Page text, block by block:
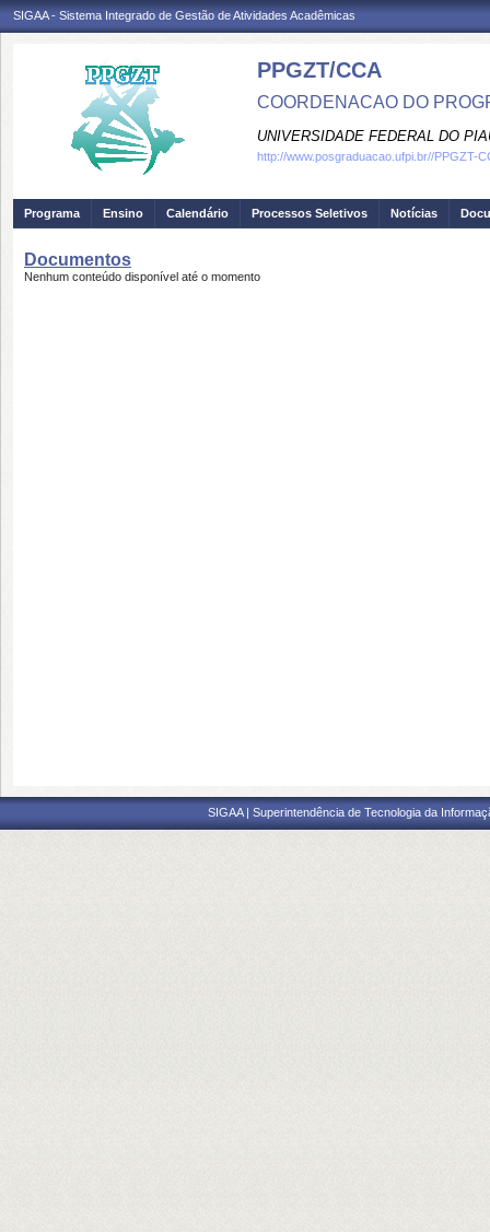
SIGAA - Sistema Integrado de Gestão de Atividades Acadêmicas
PPGZT/CCA
COORDENACAO DO
UNIVERSIDADE FEDERAL DO
http://www.posgraduacao.ufpi.br//PPGZT-
Programa Ensino Calendário Processos Seletivos Notícias
Documentos
Nenhum conteúdo disponível até o momento
SIGAA | Superintendência de Tecnologia da